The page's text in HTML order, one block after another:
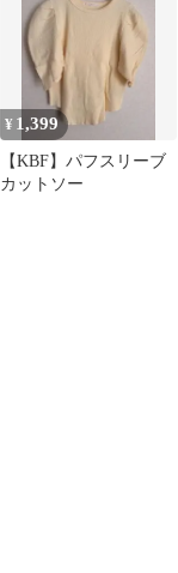
¥ 1,399
【KBF】パフスリーブ
カットソー